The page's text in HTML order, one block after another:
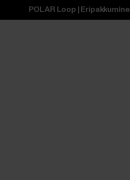
POLAR Loop | Eripakkumine